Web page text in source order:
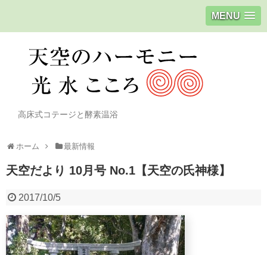
MENU
高床式コテージと酵素温浴
ホーム 最新情報
天空だより 10月号 No.1【天空の氏神様】
2017/10/5